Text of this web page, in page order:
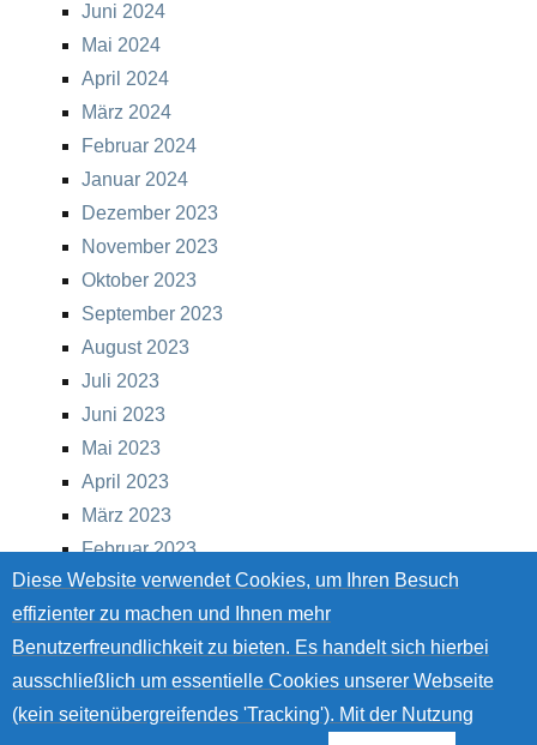
Juni 2024
Mai 2024
April 2024
März 2024
Februar 2024
Januar 2024
Dezember 2023
November 2023
Oktober 2023
September 2023
August 2023
Juli 2023
Juni 2023
Mai 2023
April 2023
März 2023
Februar 2023
Januar 2023
Dezember 2022
November 2022
Oktober 2022
September 2022
Diese Website verwendet Cookies, um Ihren Besuch
effizienter zu machen und Ihnen mehr
Benutzerfreundlichkeit zu bieten. Es handelt sich hierbei
ausschließlich um essentielle Cookies unserer Webseite
(kein seitenübergreifendes 'Tracking'). Mit der Nutzung